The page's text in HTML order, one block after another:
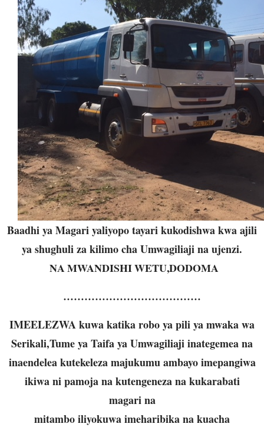
Baadhi ya Magari yaliyopo tayari kukodishwa kwa ajili
ya shughuli za kilimo cha Umwagiliaji na ujenzi.
NA MWANDISHI WETU,DODOMA
…………………………………
IMEELEZWA kuwa katika robo ya pili ya mwaka wa
Serikali,Tume ya Taifa ya Umwagiliaji inategemea na
inaendelea kutekeleza majukumu ambayo imepangiwa
ikiwa ni pamoja na kutengeneza na kukarabati
magari na
mitambo iliyokuwa imeharibika na kuacha